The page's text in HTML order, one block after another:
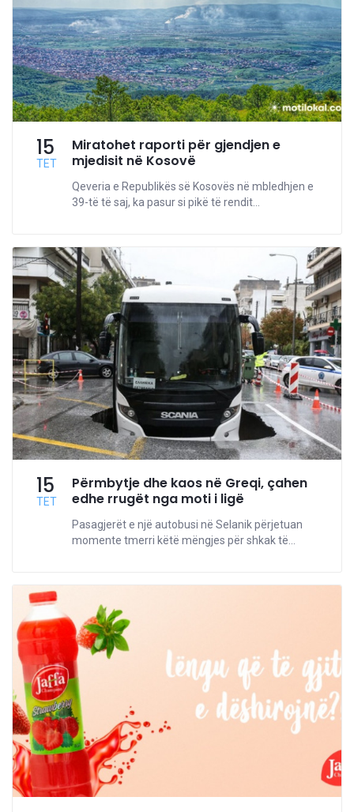
15
TET
Miratohet raporti për gjendjen e
mjedisit në Kosovë
Qeveria e Republikës së Kosovës në mbledhjen e
39-të të saj, ka pasur si pikë të rendit...
15
TET
Përmbytje dhe kaos në Greqi, çahen
edhe rrugët nga moti i ligë
Pasagjerët e një autobusi në Selanik përjetuan
momente tmerri këtë mëngjes për shkak të...